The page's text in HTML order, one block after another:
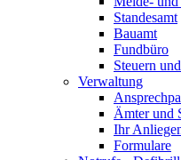
Standesamt
Bauamt
Fundbüro
Steuern
Verwaltung
Ämter und
Ihr
Formulare